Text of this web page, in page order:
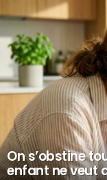
On s’obstine
enfant ne veut